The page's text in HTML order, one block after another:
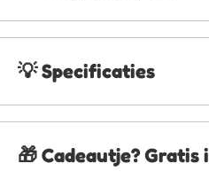
Van dit product is helaas
💡 Specificaties
Naam
skeletten
🎁 Cadeautje? Gratis